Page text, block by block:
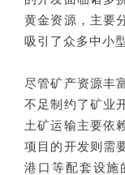
黄金资源，主要
吸引了众多中小
尽管矿产资源丰
不足制约了矿业
土矿运输主要依
项目的开发则需
港口等配套设施